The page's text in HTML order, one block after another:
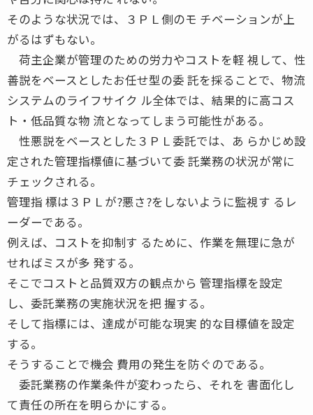
そのような状況では、３ＰＬ側のモ チベーションが上
がるはずもない。
荷主企業が管理のための労力やコストを軽 視して、性
善説をベースとしたお任せ型の委 託を採ることで、物流
システムのライフサイク ル全体では、結果的に高コス
ト・低品質な物 流となってしまう可能性がある。
性悪説をベースとした３ＰＬ委託では、あ らかじめ設
定された管理指標値に基づいて委 託業務の状況が常に
チェックされる。
管理指 標は３ＰＬが?悪さ?をしないように監視す るレ
ーダーである。
例えば、コストを抑制す るために、作業を無理に急が
せればミスが多 発する。
そこでコストと品質双方の観点から 管理指標を設定
し、委託業務の実施状況を把 握する。
そして指標には、達成が可能な現実 的な目標値を設定
する。
そうすることで機会 費用の発生を防ぐのである。
委託業務の作業条件が変わったら、それを 書面化し
て責任の所在を明らかにする。